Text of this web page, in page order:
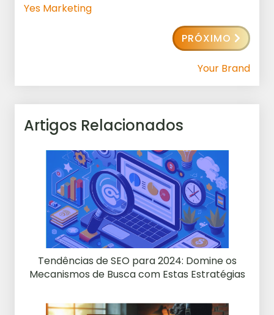
Yes Marketing
PRÓXIMO
Your Brand
Artigos Relacionados
Tendências de SEO para 2024: Domine os
Mecanismos de Busca com Estas Estratégias